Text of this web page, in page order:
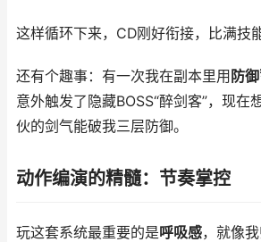
这样循环下来，CD刚好衔接，比满技
还有个趣事：有一次我在副本里用 防
意外触发了隐藏BOSS“醉剑客”，现在
伙的剑气能破我三层防御。
动作编演的精髓：节奏掌控
玩这套系统最重要的是呼吸感，就像